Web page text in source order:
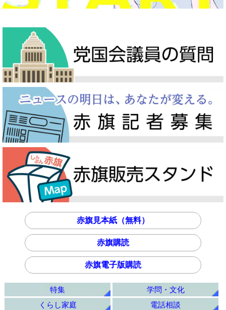
赤旗見本紙（無料）
赤旗購読
赤旗電子版購読
特集
学問・文化
くらし家庭
電話相談